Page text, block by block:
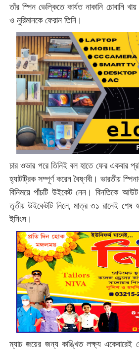
তাঁর স্পিন ভেল্কিতে কার্যত নাকানি চোবানি
ও নুরিমানকে ফেরান তিনি।
চার ওভার পরে তিনিই বল হাতে ফের একবার
হ্যাটট্রিক সম্পূর্ণ করেন বৈষ্ণবী। ভারতীয়
বিনিময়ে পাঁচটি উইকেট নেন। বিনতিকে
তৃতীয় উইকেটটি নিলে, মাত্র ৩১ রানেই শেষ
ইনিংস।
ম্যাচ জয়ের জন্য কাঙ্খিত লক্ষ্য একেবারেই